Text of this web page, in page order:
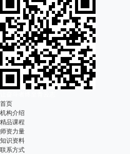
首页
机构介绍
精品课程
师资力量
知识资料
联系方式